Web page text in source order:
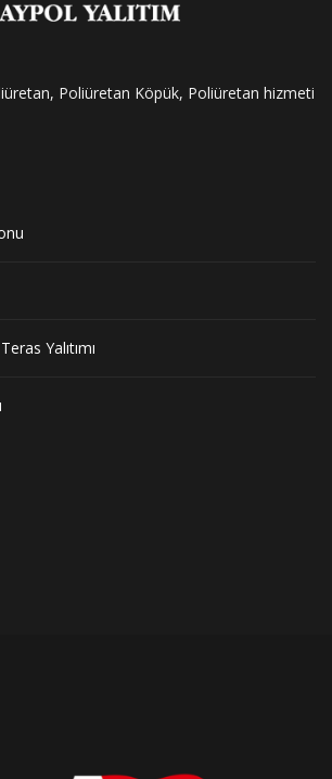
Poliüretan Köpük, Poliüretan hizmeti
Yalıtımı